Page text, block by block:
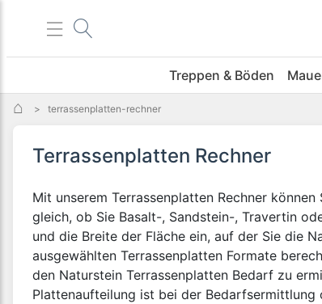
Menü
Treppen & Böden
> terrassenplatten-rechner
Terrassenplatten Rechner
Mit unserem Terrassenplatten Rechner
gleich, ob Sie Basalt-, Sandstein-, Travertin
und die Breite der Fläche ein, auf der Sie die
ausgewählten Terrassenplatten Formate
den Naturstein Terrassenplatten Bedarf zu
Plattenaufteilung ist bei der